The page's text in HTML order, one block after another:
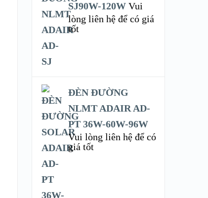
SJ90W-120W Vui
lòng liên hệ để có giá
tốt
ĐÈN ĐƯỜNG
NLMT ADAIR AD-
PT 36W-60W-96W
Vui lòng liên hệ để có
giá tốt